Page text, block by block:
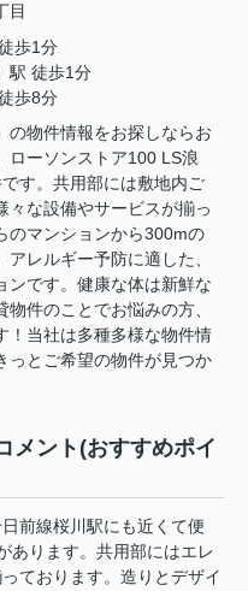
目
歩1分
」駅 徒歩1分
歩8分
の物件情報をお探しならお
ローソンストア100 LS浪
す。共用部には敷地内ご
々な設備やサービスが揃っ
のマンションから300mの
レルギー予防に適した、
ンです。健康な体は新鮮な
件のことでお悩みの方、
！当社は多種多様な物件情
っとご希望の物件が見つか
メント(おすすめポイ
前線桜川駅にも近くて便
あります。共用部にはエレ
ております。造りとデザイ